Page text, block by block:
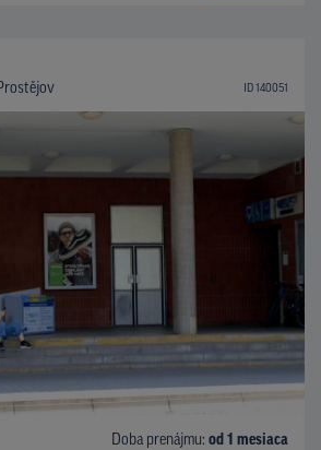
ID 140051
Doba prenájmu: od 1 mesiaca